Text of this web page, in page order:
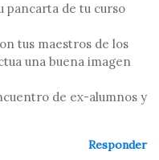
pancarta de tu curso
tus maestros de los
una buena imagen
de ex-alumnos y
Responder